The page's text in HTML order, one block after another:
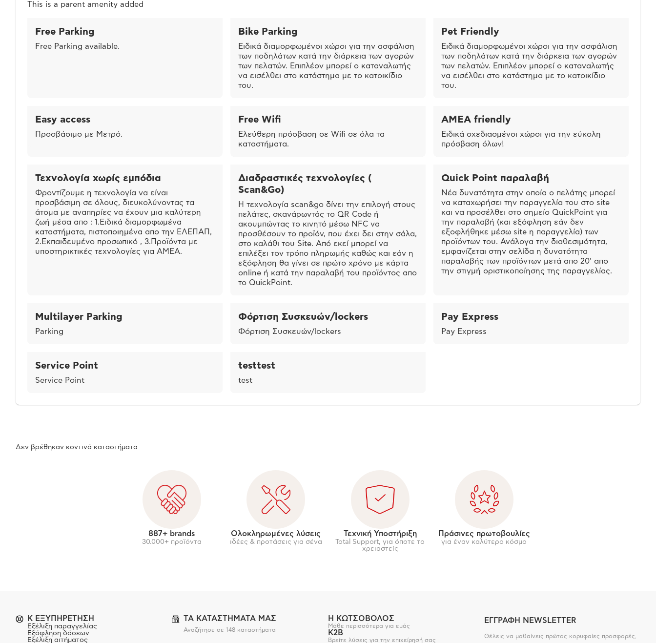
This is a parent amenity added
Free Parking
Free Parking available.
Bike Parking
Ειδικά διαμορφωμένοι χώροι για την ασφάλιση
των ποδηλάτων κατά την διάρκεια των αγορών
των πελατών. Επιπλέον μπορεί ο καταναλωτής
να εισέλθει στο κατάστημα με το κατοικίδιο
του.
Pet Friendly
Ειδικά διαμορφωμένοι χώροι για την ασφάλιση
των ποδηλάτων κατά την διάρκεια των αγορών
των πελατών. Επιπλέον μπορεί ο καταναλωτής
να εισέλθει στο κατάστημα με το κατοικίδιο
του.
Easy access
Προσβάσιμο με Μετρό.
Free Wifi
Ελεύθερη πρόσβαση σε Wifi σε όλα τα
καταστήματα.
ΑΜΕΑ friendly
Ειδικά σχεδιασμένοι χώροι για την εύκολη
πρόσβαση όλων!
Τεχνολογία χωρίς εμπόδια
Φροντίζουμε η τεχνολογία να είναι
προσβάσιμη σε όλους, διευκολύνοντας τα
άτομα με αναπηρίες να έχουν μια καλύτερη
ζωή μέσα απο : 1.Ειδικά διαμορφωμένα
καταστήματα, πιστοποιημένα απο την ΕΛΕΠΑΠ,
2.Εκπαιδευμένο προσωπικό , 3.Προϊόντα με
υποστηρικτικές τεχνολογίες για ΑΜΕΑ.
Διαδραστικές τεχνολογίες (
Scan&Go)
Η τεχνολογία scan&go δίνει την επιλογή στους
πελάτες, σκανάρωντάς το QR Code ή
ακουμπώντας το κινητό μέσω NFC να
προσθέσουν το προϊόν, που έχει δει στην σάλα,
στο καλάθι του Site. Από εκεί μπορεί να
επιλέξει τον τρόπο πληρωμής καθώς και εάν η
εξόφληση θα γίνει σε πρώτο χρόνο με κάρτα
online ή κατά την παραλαβή του προϊόντος απο
το QuickPoint.
Quick Point παραλαβή
Νέα δυνατότητα στην οποία ο πελάτης μπορεί
να καταχωρήσει την παραγγελία του στο site
και να προσέλθει στο σημείο QuickPoint για
την παραλαβή (και εξόφληση εάν δεν
εξοφλήθηκε μέσω site η παραγγελία) των
προϊόντων του. Ανάλογα την διαθεσιμότητα,
εμφανίζεται στην σελίδα η δυνατότητα
παραλαβής των προϊόντων μετά απο 20' απο
την στιγμή οριστικοποίησης της παραγγελίας.
Multilayer Parking
Parking
Φόρτιση Συσκευών/lockers
Φόρτιση Συσκευών/lockers
Pay Express
Pay Express
Service Point
Service Point
testtest
test
Δεν βρέθηκαν κοντινά καταστήματα
887+ brands
30.000+ προϊόντα
Ολοκληρωμένες λύσεις
ιδέες & προτάσεις για σένα
Τεχνική Υποστήριξη
Total Support, για όποτε το
χρειαστείς
Πράσινες πρωτοβουλίες
για έναν καλύτερο κόσμο
K ΕΞΥΠΗΡΕΤΗΣΗ
Εξέλιξη παραγγελίας
Εξόφληση δόσεων
Εξέλιξη αιτήματος
ΤΑ ΚΑΤΑΣΤΗΜΑΤΑ ΜΑΣ
Αναζήτησε σε 148 καταστήματα
Η ΚΩΤΣΟΒΟΛΟΣ
Μάθε περισσότερα για εμάς
K2B
Βρείτε λύσεις για την επιχείρησή σας
ΕΓΓΡΑΦΗ NEWSLETTER
Θέλεις να μαθαίνεις πρώτος κορυφαίες προσφορές,